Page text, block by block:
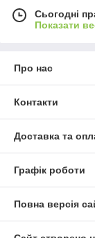
Сьогодні
Показати
Про нас
Контакти
Доставка та
Графік роботи
Повна версія